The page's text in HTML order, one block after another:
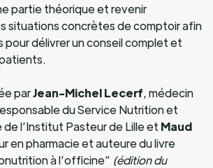
partie théorique et revenir
situations concrètes de comptoir afin
pour délivrer un conseil complet et
parJean-Michel Lecerf, médecin
du Service Nutrition et
l’Institut Pasteur de Lille et Maud
en pharmacie et auteure du livre
à l’officine” (édition du